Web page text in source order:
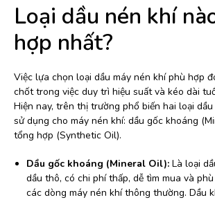
Loại dầu nén khí
hợp nhất?
Việc lựa chọn loại dầu máy nén khí phù hợp
chốt trong việc duy trì hiệu suất và kéo dài
Hiện nay, trên thị trường phổ biến hai loại
sử dụng cho máy nén khí: dầu gốc khoáng
tổng hợp (Synthetic Oil).
Dầu gốc khoáng (Mineral Oil): Là loại
dầu thô, có chi phí thấp, dễ tìm mua và
các dòng máy nén khí thông thường. Dầu